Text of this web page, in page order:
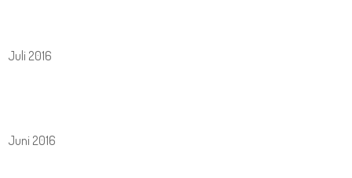
Juli 2016
Juni 2016